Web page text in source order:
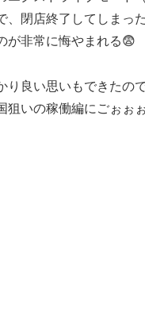
、閉店終了してしまっ
が非常に悔やまれる😨
り良い思いもできたの
狙いの稼働編にごぉぉ